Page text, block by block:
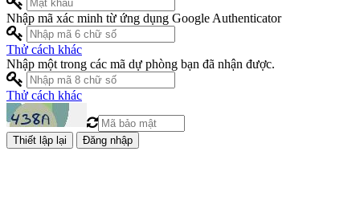
Nhập mã xác minh từ ứng dụng Google Authenticator
Thử cách khác
Nhập một trong các mã dự phòng bạn đã nhận được.
Thử cách khác
Đăng nhập